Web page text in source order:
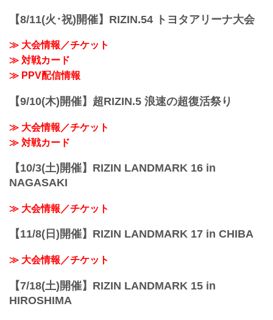
【8/11(火･祝)開催】RIZIN.54 トヨタアリーナ大会
≫ 大会情報／チケット
≫ 対戦カード
≫ PPV配信情報
【9/10(木)開催】超RIZIN.5 浪速の超復活祭り
≫ 大会情報／チケット
≫ 対戦カード
【10/3(土)開催】RIZIN LANDMARK 16 in
NAGASAKI
≫ 大会情報／チケット
【11/8(日)開催】RIZIN LANDMARK 17 in CHIBA
≫ 大会情報／チケット
【7/18(土)開催】RIZIN LANDMARK 15 in
HIROSHIMA